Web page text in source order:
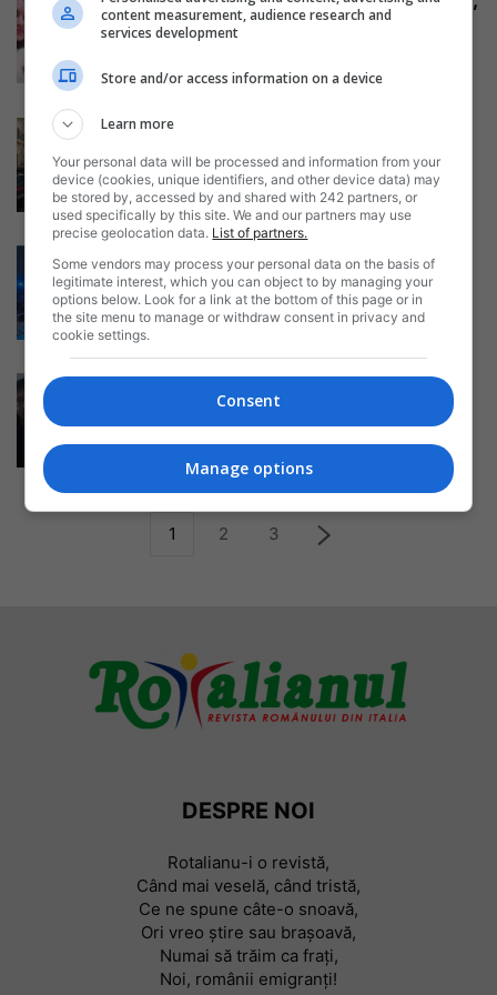
românca ucisă în Italia și
ascunsă...
Mihai Diaconu - 06/08/2026
Sfârșit tragic pentru un român
din Italia, găsit mort în casă....
Daniela Stoica - 05/08/2026
Un român de 21 ani din Italia se
zbate între viață...
Mihai Diaconu - 05/08/2026
Marian, mort la muncă în Italia la
numai 19 ani, după...
1 2 3
DESPRE NOI
Rotalianu-i o revistă,
Când mai veselă, când tristă,
Ce ne spune câte-o snoavă,
Ori vreo știre sau braşoavă,
Numai să trăim ca frați,
Noi, românii emigranți!
content measurement, audience research and
services development
Store and/or access information on a device
Learn more
Your personal data will be processed and information from your
device (cookies, unique identifiers, and other device data) may
be stored by, accessed by and shared with 242 partners, or
used specifically by this site. We and our partners may use
precise geolocation data. List of partners.
Some vendors may process your personal data on the basis of
legitimate interest, which you can object to by managing your
options below. Look for a link at the bottom of this page or in
the site menu to manage or withdraw consent in privacy and
cookie settings.
Consent
Manage options